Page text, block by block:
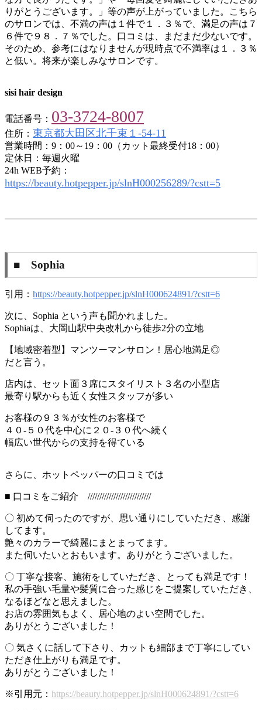
りがとうございます。」等の声が上がっていました。こちら
のサロンでは、不満の声は１件で１．３％で、満足の声は７
６件で９８．７％でした。口コミは、まだまだ少ないです。
そのため、参考にはなりませんが現時点で不満率は１．３％
と低い。将来が楽しみなサロンです。
sisi hair design
電話番号： 03-3724-8007
住所： 東京都大田区北千束１-54-11
営業時間：9：00～19：00（カット最終受付18：00）
定休日：毎週火曜
24h WEB予約：
https://beauty.hotpepper.jp/slnH000256289/?cstt=5
■ Sophia
引用： https://beauty.hotpepper.jp/slnH000624891/?cstt=6
次に、Sophia という声も聞かれました。
Sophiaは、大岡山駅中央改札から徒歩2分の立地
【地域密着型】マンツーマンサロン！居心地満足◎
だと言う。
店内は、セット面３席にスタイリスト３名の小型店
最寄り駅からも近く女性スタッフが多い
お客様の９３％が女性のお客様で
４０-５０代を中心に２０-３０代へ続く
幅広い世代からの支持を得ている
さらに、ホットペッパーの口コミでは
■ 口コミをご紹介 ///////////////////////////
〇 初めて伺ったのですが、思い通りにしていただき、感謝
してます。
艶々のカラーで綺麗にまとまってます。
また伺いたいとおもいます。ありがとうございました。
〇 丁寧な接客、施術をしていただき、とっても満足です！
私の手強い毛量や髪質に合った感じをご提案していただき、
なるほどなと思えました。
お店の雰囲気もよく、居心地のよい空間でした。
ありがとうございました！
〇 気さくに話して下さり、カットも細部まで丁寧にしてい
ただき仕上がりも満足です。
ありがとうございました！
※引用元： https://beauty.hotpepper.jp/slnH000624891/?cstt=6